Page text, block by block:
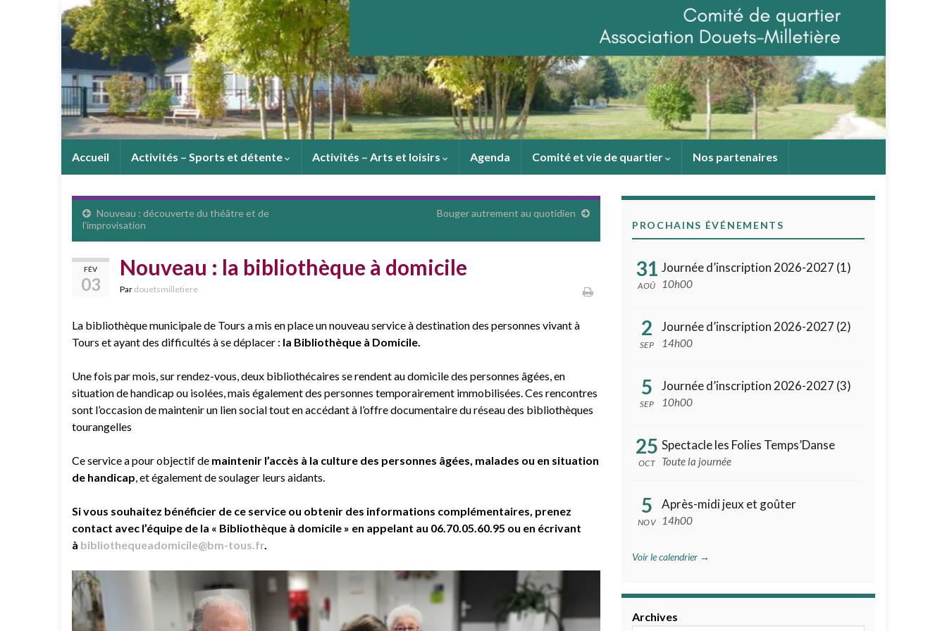
Accueil Activités – Sports et détente Activités – Arts et loisirs Agenda Comité et vie de quartier Nos partenaires
Nouveau : découverte du théâtre et de
l’improvisation
Bouger autrement au quotidien
FÉV
03
Nouveau : la bibliothèque à domicile
Par douetsmilletiere
La bibliothèque municipale de Tours a mis en place un nouveau service à destination des personnes vivant à
Tours et ayant des difficultés à se déplacer : la Bibliothèque à Domicile.
Une fois par mois, sur rendez-vous, deux bibliothécaires se rendent au domicile des personnes âgées, en
situation de handicap ou isolées, mais également des personnes temporairement immobilisées. Ces rencontres
sont l’occasion de maintenir un lien social tout en accédant à l’offre documentaire du réseau des bibliothèques
tourangelles
Ce service a pour objectif de maintenir l’accès à la culture des personnes âgées, malades ou en situation
de handicap, et également de soulager leurs aidants.
Si vous souhaitez bénéficier de ce service ou obtenir des informations complémentaires, prenez
contact avec l’équipe de la « Bibliothèque à domicile » en appelant au 06.70.05.60.95 ou en écrivant
à bibliothequeadomicile@bm-tous.fr.
PROCHAINS ÉVÉNEMENTS
31
AOÛ
Journée d’inscription 2026-2027 (1)
10h00
2
SEP
Journée d’inscription 2026-2027 (2)
14h00
5
SEP
Journée d’inscription 2026-2027 (3)
10h00
25
OCT
Spectacle les Folies Temps’Danse
Toute la journée
5
NOV
Après-midi jeux et goûter
14h00
Voir le calendrier →
Archives